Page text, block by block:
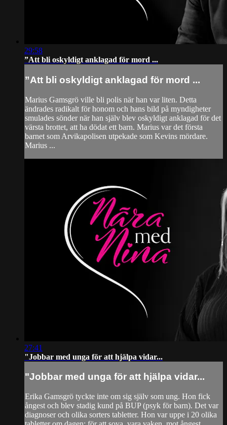
29:58
”Att bli oskyldigt anklagad för mord ...
”Att bli oskyldigt anklagad för mord ...
Marius Gamsgrö ville bli polis när han var liten. Detta
ändrades radikalt för honom och hans bild på myndigheter
smulades sönder när han själv blev oskyldigt anklagad för det
värsta brottet, att ha dödat ett barn. Marius var det första
barnet som Arvikapolisen utpekade som Kevins mördare.
Marius ...
27:41
"Jobbar med unga för att hjälpa vidar...
"Jobbar med unga för att hjälpa vidar...
Erika Gamsgrö tyckte inte om sig själv som ung. Hon fick
ångest och blev stadig kund på BUP (psyk för barn). Det var
diagnoser och olika sorters tabletter. Hon var uppe i 20 olika